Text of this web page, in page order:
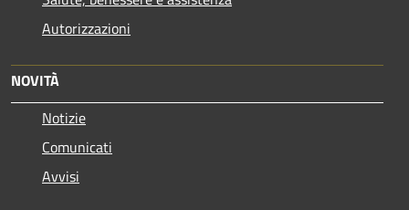
Autorizzazioni
NOVITÀ
Notizie
Comunicati
Avvisi